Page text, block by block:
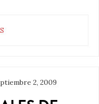
2, 2009